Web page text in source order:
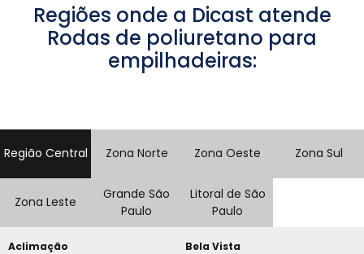
Regiões onde a Dicast atende
Rodas de poliuretano para
empilhadeiras:
Região Central Zona Norte Zona Oeste Zona Sul
Zona Leste
Grande São
Paulo
Litoral de São
Paulo
Aclimação Bela Vista